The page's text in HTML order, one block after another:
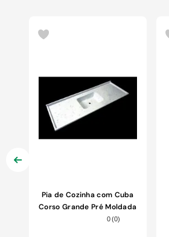
Pia de Cozinha com Cuba
Corso Grande Pré Moldada
Soft Branca 100x50cm
0(0)